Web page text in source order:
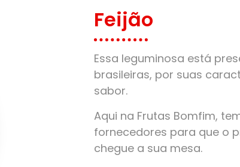
Feijão
Essa leguminosa está
brasileiras, por suas
sabor.
Aqui na Frutas Bomfim,
fornecedores para que o
chegue a sua mesa.